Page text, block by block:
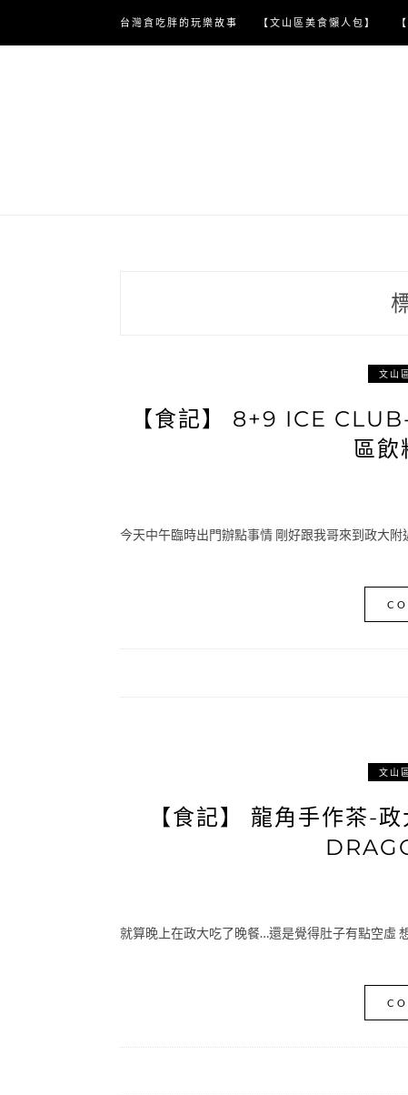
content
台灣貪吃胖的玩樂故事 【文山區美食懶人包】
文山
【食記】 8+9 ICE
區飲
今天中午臨時出門辦點事情 剛好跟我哥來到政大
文山
【食記】 龍角手作茶-
就算晚上在政大吃了晚餐…還是覺得肚子有點空虛